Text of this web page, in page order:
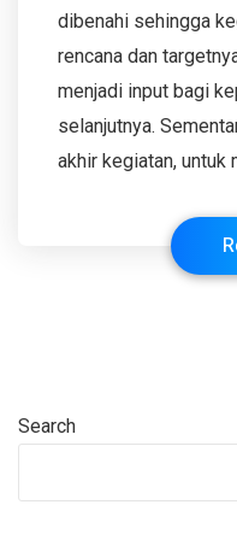
dibenahi sehingga
rencana dan
menjadi input bagi
selanjutnya.
akhir kegiatan, untuk
Search